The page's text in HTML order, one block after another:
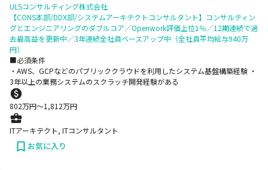
ULSコンサルティング株式会社
【CONS本部/DDX部/システムアーキテクトコンサルタント】コンサルティン
グとエンジニアリングのダブルコア／Openwork評価上位1％／12期連続で過
去最高益を更新中／3年連続全社員ベースアップ中（全社員平均給与940万
円）
■必須条件
・AWS、GCPなどのパブリッククラウドを利用したシステム基盤構築経験 ・
3年以上の業務システムのスクラッチ開発経験がある
802万円〜1,812万円
ITアーキテクト, ITコンサルタント
お気に入り